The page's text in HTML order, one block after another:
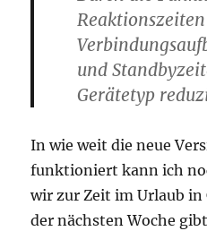
und
Gerätetyp
In wie weit die neue
funktioniert kann ich
wir zur Zeit im Urlaub
der nächsten Woche